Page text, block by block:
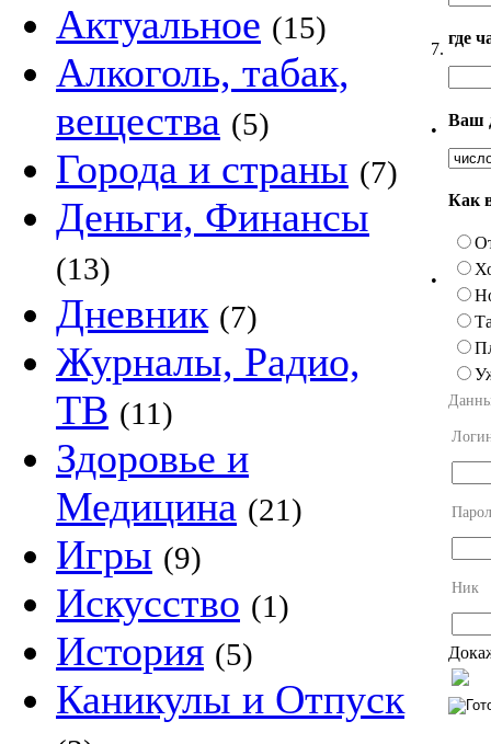
Актуальное (15)
Алкоголь, табак,
вещества (5)
Города и страны (7)
Деньги, Финансы
(13)
Дневник (7)
Журналы, Радио,
ТВ (11)
Здоровье и
Медицина (21)
Игры (9)
Искусство (1)
История (5)
Каникулы и Отпуск
7.
где
•
Ваш
•
Как
Ник